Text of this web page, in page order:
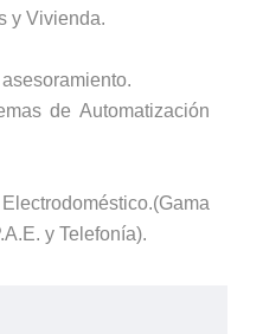
y Vivienda.
de Automatización
y Telefonía).